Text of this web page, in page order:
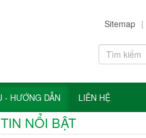
Sitemap |
- HƯỚNG DẪN LIÊN HỆ
TIN NỔI BẬT